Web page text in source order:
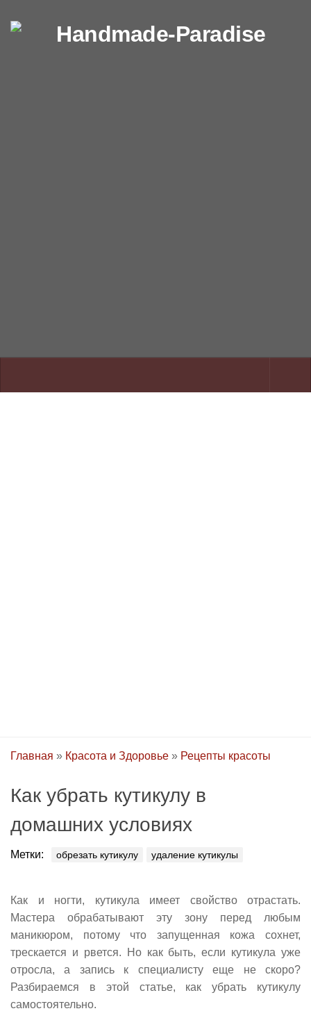
Перейти к содержимому
Главная » Красота и Здоровье » Рецепты красоты
Как убрать кутикулу в
домашних условиях
Метки: обрезать кутикулу удаление кутикулы
Как и ногти, кутикула имеет свойство отрастать.
Мастера обрабатывают эту зону перед любым
маникюром, потому что запущенная кожа сохнет,
трескается и рвется. Но как быть, если кутикула уже
отросла, а запись к специалисту еще не скоро?
Разбираемся в этой статье, как убрать кутикулу
самостоятельно.